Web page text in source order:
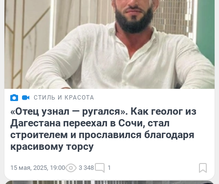
СТИЛЬ И КРАСОТА
«Отец узнал — ругался». Как геолог из
Дагестана переехал в Сочи, стал
строителем и прославился благодаря
красивому торсу
15 мая, 2025, 19:00 3 348 1